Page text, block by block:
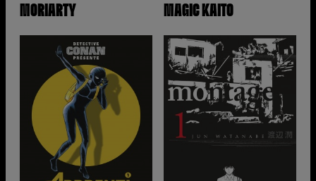
MORIARTY MAGIC KAITO